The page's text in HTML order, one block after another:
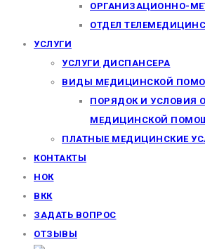
ОРГАНИЗАЦИОННО-
ОТДЕЛ
УСЛУГИ
УСЛУГИ ДИСПАНСЕРА
ВИДЫ МЕДИЦИНСКОЙ
ПОРЯДОК И УСЛОВИЯ
МЕДИЦИНСКОЙ
ПЛАТНЫЕ МЕДИЦИНСКИЕ
КОНТАКТЫ
НОК
ВКК
ЗАДАТЬ ВОПРОС
ОТЗЫВЫ